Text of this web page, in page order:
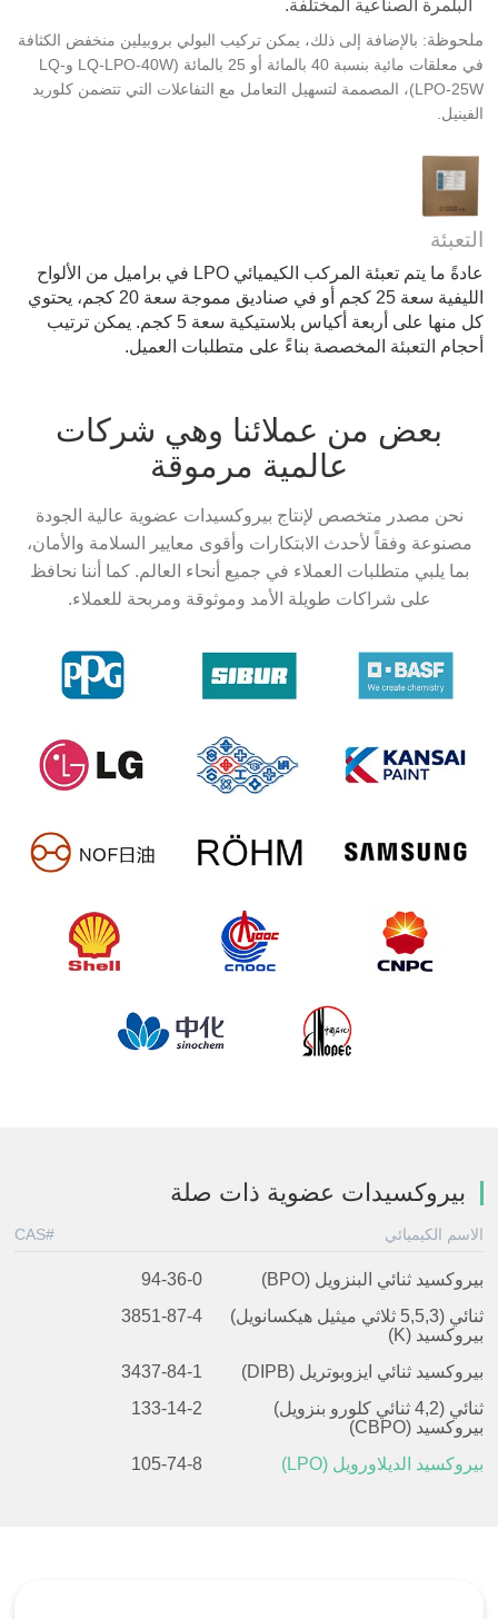
البلمرة الصناعية المختلفة.
ملحوظة: بالإضافة إلى ذلك، يمكن تركيب البولي بروبيلين منخفض الكثافة
في معلقات مائية بنسبة 40 بالمائة أو 25 بالمائة
(
LQ-LPO-40W وLQ-
LPO-25W
)، المصممة لتسهيل التعامل مع التفاعلات التي تتضمن كلوريد
الفينيل.
التعبئة
عادةً ما يتم تعبئة المركب الكيميائي LPO في براميل من الألواح
الليفية سعة 25 كجم أو في صناديق مموجة سعة 20 كجم، يحتوي
كل منها على أربعة أكياس بلاستيكية سعة 5 كجم. يمكن ترتيب
أحجام التعبئة المخصصة بناءً على متطلبات العميل.
بعض من عملائنا وهي شركات
عالمية مرموقة
نحن مصدر متخصص لإنتاج بيروكسيدات عضوية عالية الجودة
مصنوعة وفقاً لأحدث الابتكارات وأقوى معايير السلامة والأمان،
بما يلبي متطلبات العملاء في جميع أنحاء العالم. كما أننا نحافظ
على شراكات طويلة الأمد وموثوقة ومربحة للعملاء.
بيروكسيدات عضوية ذات صلة
الاسم الكيميائي CAS#
بيروكسيد ثنائي البنزويل (BPO)
94-36-0
ثنائي(
3
,5,
5 ثلاثي ميثيل هيكسانويل)
بيروكسيد (K)
3851-87-4
بيروكسيد ثنائي ايزوبوتريل (DIPB)
3437-84-1
ثنائي(
2,
4 ثنائي كلورو بنزويل)
بيروكسيد (CBPO)
133-14-2
بيروكسيد الديلاورويل (LPO) 105-74-8